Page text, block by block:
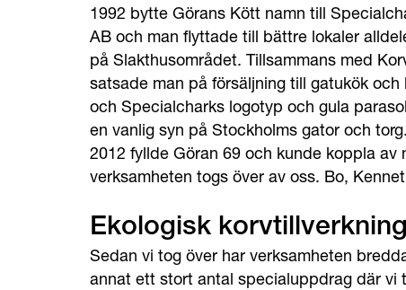
1992 bytte Görans Kött namn till
AB och man flyttade till bättre lokaler
på Slakthusområdet. Tillsammans med
satsade man på försäljning till gatukök och
och Specialcharks logotyp och gula
en vanlig syn på Stockholms gator och
2012 fyllde Göran 69 och kunde koppla av
verksamheten togs över av oss. Bo,
Ekologisk korvtillverkning
Sedan vi tog över har verksamheten
annat ett stort antal specialuppdrag där vi